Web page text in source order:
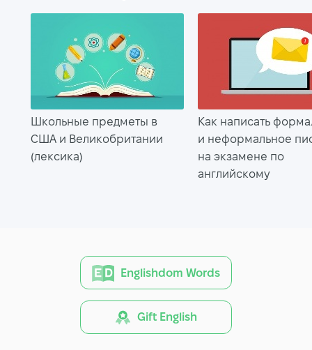
Школьные предметы в
США и Великобритании
(лексика)
Как написать
и неформальное
на экзамене по
английскому
Englishdom Words
Gift English